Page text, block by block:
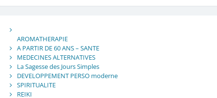
AROMATHERAPIE
A PARTIR DE 60 ANS – SANTE
MEDECINES ALTERNATIVES
La Sagesse des Jours Simples
DEVELOPPEMENT PERSO moderne
SPIRITUALITE
REIKI